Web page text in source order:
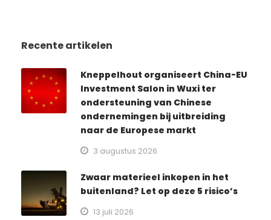
Recente artikelen
Kneppelhout organiseert China-EU
Investment Salon in Wuxi ter
ondersteuning van Chinese
ondernemingen bij uitbreiding
naar de Europese markt
3 augustus 2026
Zwaar materieel inkopen in het
buitenland? Let op deze 5 risico’s
13 juli 2026